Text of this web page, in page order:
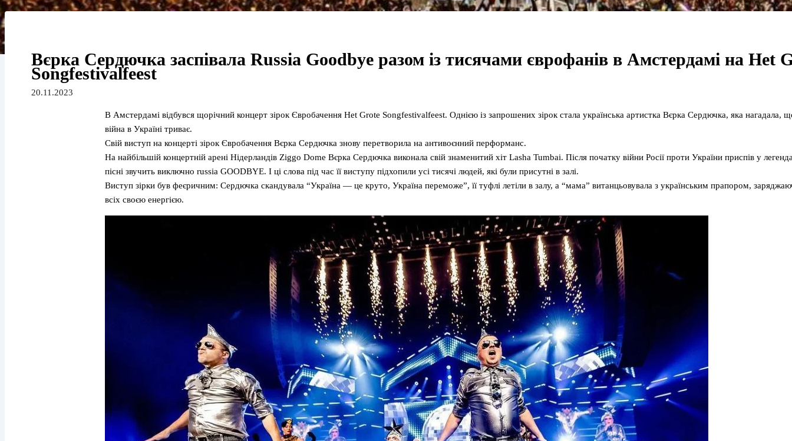
Вєрка Сердючка заспівала Russia Goodbye разом із тисячами єврофанів в Амстердамі на Het
Songfestivalfeest
20.11.2023
В Амстердамі відбувся щорічний концерт зірок Євробачення Het Grote Songfestivalfeest. Однією із запрошених зірок стала українська артистка Вєрка Сердючка, яка нагадала,
війна в Україні триває.
Свій виступ на концерті зірок Євробачення Вєрка Сердючка знову перетворила на антивоєнний перформанс.
На найбільшій концертній арені Нідерландів Ziggo Dome Вєрка Сердючка виконала свій знаменитий хіт Lasha Tumbai. Після початку війни Росії проти України приспів у
пісні звучить виключно russia GOODBYE. І ці слова під час її виступу підхопили усі тисячі людей, які були присутні в залі.
Виступ зірки був феєричним: Сердючка скандувала “Україна — це круто, Україна переможе”, її туфлі летіли в залу, а “мама” витанцьовувала з українським прапором,
всіх своєю енергією.